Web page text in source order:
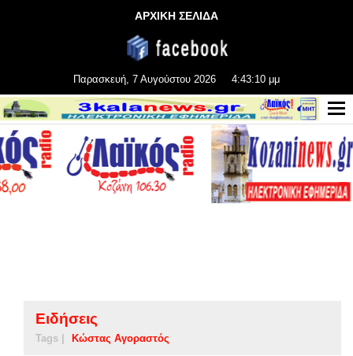
ΑΡΧΙΚΗ ΣΕΛΙΔΑ
Παρασκευή, 7 Αυγούστου 2026 4:43:11 μμ
Ειδήσεις
Tags | Κώστας Αγοραστός